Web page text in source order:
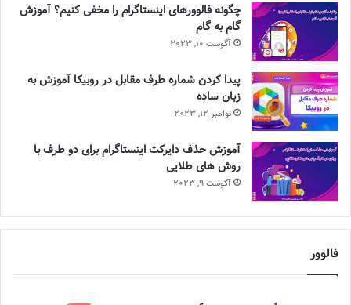
چگونه فالوورهای اینستاگرام را مخفی کنیم؟ آموزش
گام به گام
آگوست 10, 2023
پیدا کردن شماره طرف مقابل در روبیکا آموزش به
زبان ساده
نوامبر 12, 2023
آموزش حذف دایرکت اینستاگرام برای دو طرف با
روش های طلایی
آگوست 9, 2023
فالوور